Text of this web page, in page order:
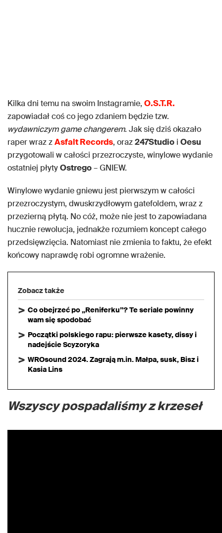
Kilka dni temu na swoim Instagramie, O.S.T.R.
zapowiadał coś co jego zdaniem będzie tzw.
wydawniczym game changerem. Jak się dziś okazało
raper wraz zAsfalt Records, oraz247Studio i Oesu
przygotowali w całości przezroczyste, winylowe wydanie
ostatniej płytyOstrego– GNIEW.
Winylowe wydanie gniewu jest pierwszym w całości
przezroczystym, dwuskrzydłowym gatefoldem, wraz z
przezierną płytą. No cóż, może nie jest to zapowiadana
hucznie rewolucja, jednakże rozumiem koncept całego
przedsięwzięcia. Natomiast nie zmienia to faktu, że efekt
końcowy naprawdę robi ogromne wrażenie.
Zobacz także
Co obejrzeć po „Reniferku”? Te seriale powinny
wam się spodobać
Początki polskiego rapu: pierwsze kasety, dissy i
nadejście Scyzoryka
WROsound 2024. Zagrają m.in. Małpa, susk, Bisz i
Kasia Lins
Wszyscy pospadaliśmy z krzeseł